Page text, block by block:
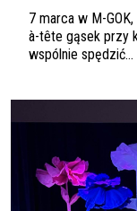
7 marca w M-
à-tête gąsek przy
wspólnie spędzić...